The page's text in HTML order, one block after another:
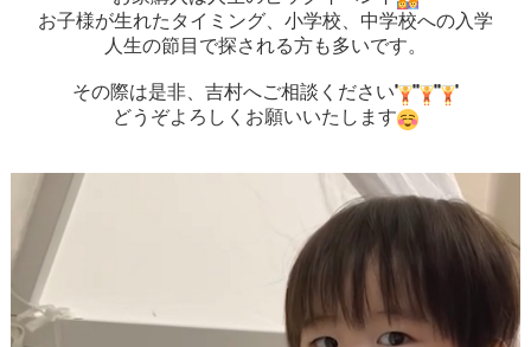
お子様が生れたタイミング、小学校、中学校への入学
人生の節目で探される方も多いです。
その際は是非、吉村へご相談ください
どうぞよろしくお願いいたします